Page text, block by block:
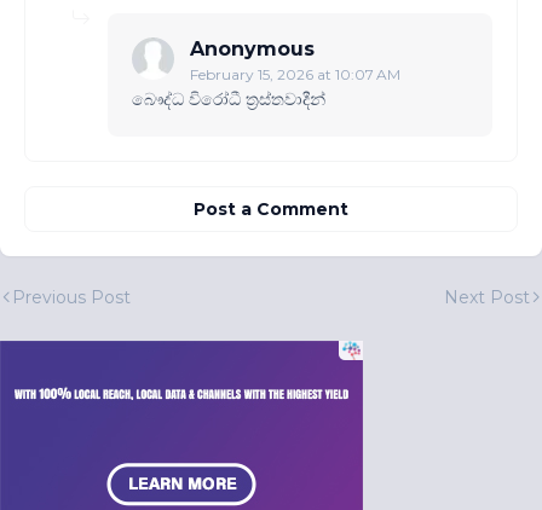
Anonymous
February 15, 2026 at 10:07 AM
බෞද්ධ විරෝධී ත්‍රස්තවාදීන්
Post a Comment
Previous Post Next Post